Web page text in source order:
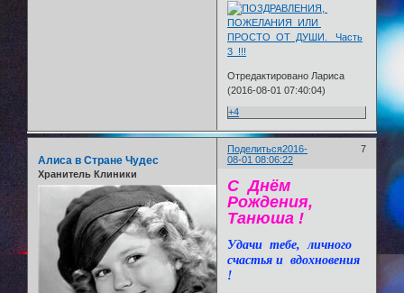
Отредактировано Лариса
(2016-08-01 07:40:04)
+4
Поделиться 7
2016-
08-01 08:06:22
Алиса в Стране Чудес
Хранитель Клиники
С Днём
Рождения,
Танюша !
Удачи тебе, личного
счастья и вдохновения
!